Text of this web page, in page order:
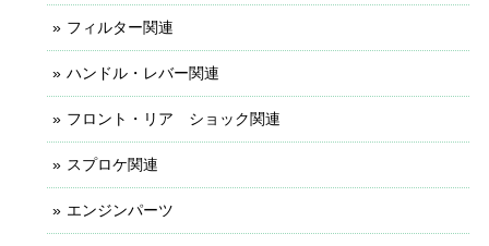
フィルター関連
ハンドル・レバー関連
フロント・リア ショック関連
スプロケ関連
エンジンパーツ